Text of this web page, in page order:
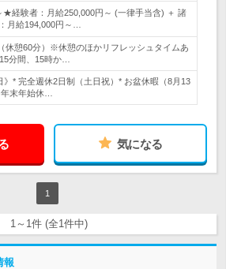
★経験者：月給250,000円～ (一律手当含) ＋ 諸
月給194,000円～…
休憩60分）※休憩のほかリフレッシュタイムあ
分間、15時か…
》* 完全週休2日制（土日祝）* お盆休暇（8月13
末年始休…
気になる
1
1～1件 (全1件中)
報